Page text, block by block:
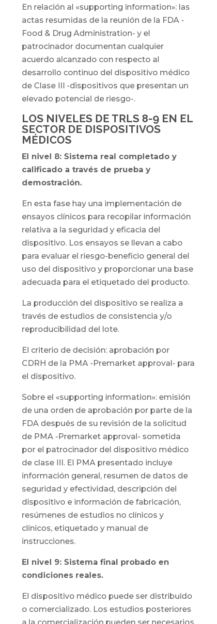
En relación al «supporting information»: las
actas resumidas de la reunión de la FDA -
Food & Drug Administration- y el
patrocinador documentan cualquier
acuerdo alcanzado con respecto al
desarrollo continuo del dispositivo médico
de Clase III -dispositivos que presentan un
elevado potencial de riesgo-.
LOS NIVELES DE TRLS 8-9 EN EL
SECTOR DE DISPOSITIVOS
MÉDICOS
El nivel 8: Sistema real completado y
calificado a través de prueba y
demostración.
En esta fase hay una implementación de
ensayos clínicos para recopilar información
relativa a la seguridad y eficacia del
dispositivo. Los ensayos se llevan a cabo
para evaluar el riesgo-beneficio general del
uso del dispositivo y proporcionar una base
adecuada para el etiquetado del producto.
La producción del dispositivo se realiza a
través de estudios de consistencia y/o
reproducibilidad del lote.
El criterio de decisión: aprobación por
CDRH de la PMA -Premarket approval- para
el dispositivo.
Sobre el «supporting information»: emisión
de una orden de aprobación por parte de la
FDA después de su revisión de la solicitud
de PMA -Premarket approval- sometida
por el patrocinador del dispositivo médico
de clase III. El PMA presentado incluye
información general, resumen de datos de
seguridad y efectividad, descripción del
dispositivo e información de fabricación,
resúmenes de estudios no clínicos y
clínicos, etiquetado y manual de
instrucciones.
El nivel 9: Sistema final probado en
condiciones reales.
El dispositivo médico puede ser distribuido
o comercializado. Los estudios posteriores